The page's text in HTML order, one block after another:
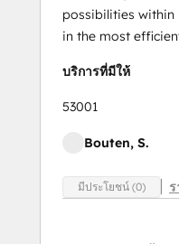
possibilities within
in the most
บริการที่มีให้
53001
Bouten, S.
มีประโยชน์ (0)